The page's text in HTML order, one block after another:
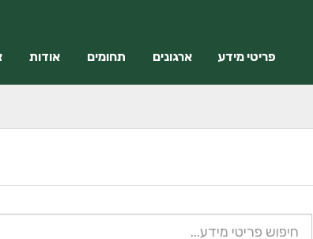
פריטי מידע ארגונים תחומים אודות